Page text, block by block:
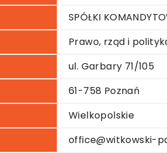
SPÓŁKI
Prawo, rząd i
ul. Garbary 71/105
61-758 Poznań
Wielkopolskie
office@witkowski-